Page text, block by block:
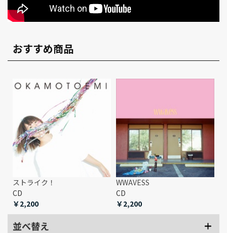
おすすめ商品
ストライク！
CD
￥2,200
WWAVESS
CD
￥2,200
並べ替え